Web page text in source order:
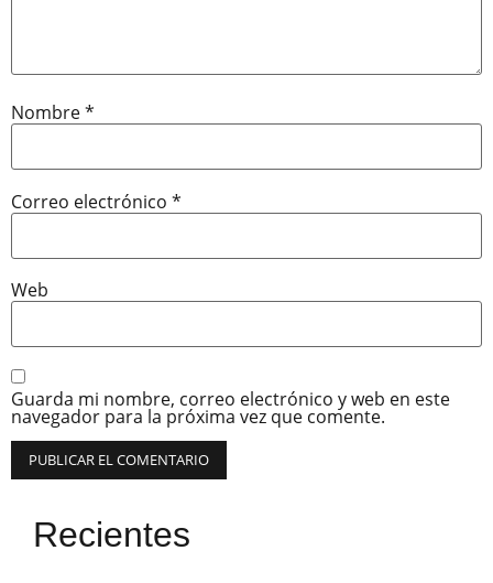
Nombre*
Correo electrónico *
Web
Guarda mi nombre, correo electrónico y web en este
navegador para la próxima vez que comente.
Recientes